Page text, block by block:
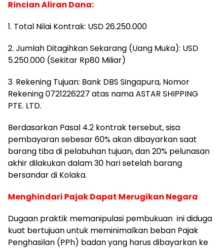
Rincian Aliran Dana:
1. ​Total Nilai Kontrak: USD 26.250.000
2. Jumlah Ditagihkan Sekarang (Uang Muka): USD
5.250.000 (Sekitar Rp80 Miliar)
3. Rekening Tujuan: Bank DBS Singapura, Nomor
Rekening 0721226227 atas nama ASTAR SHIPPING
PTE. LTD.
Berdasarkan Pasal 4.2 kontrak tersebut, sisa
pembayaran sebesar 60% akan dibayarkan saat
barang tiba di pelabuhan tujuan, dan 20% pelunasan
akhir dilakukan dalam 30 hari setelah barang
bersandar di Kolaka.
Menghindari Pajak Dapat Merugikan Negara
Dugaan praktik memanipulasi pembukuan ini diduga
kuat bertujuan untuk meminimalkan beban Pajak
Penghasilan (PPh) badan yang harus dibayarkan ke